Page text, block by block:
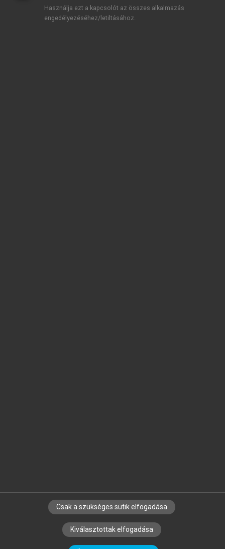
SZERZŐKNEK CÉGEKNEK KÖNYVTÁROSOKNAK
SZERKESZTÉSI ÉS LEKTORÁLÁSI ALAPELVEK
Használja ezt a kapcsolót az összes alkalmazás
engedélyezéséhez/letiltásához.
Csak a szükséges sütik elfogadása
Kiválasztottak elfogadása